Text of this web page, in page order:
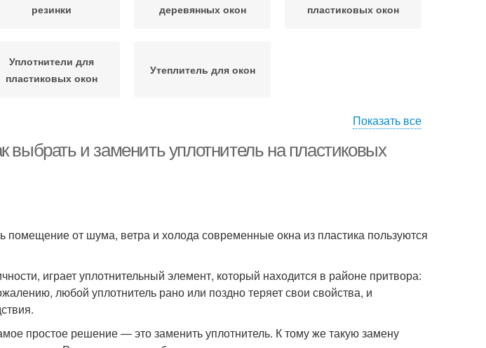
резинки
деревянных окон
пластиковых окон
Уплотнители для
пластиковых окон
Утеплитель для окон
Показать все
выбрать и заменить уплотнитель на пластиковых
помещение от шума, ветра и холода современные окна из пластика пользуются
играет уплотнительный элемент, который находится в районе притвора:
любой уплотнитель рано или поздно теряет свои свойства, и
простое решение ― это заменить уплотнитель. К тому же такую замену